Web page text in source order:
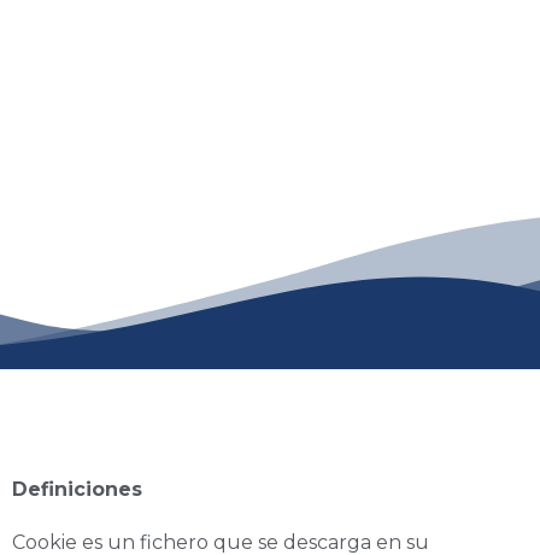
Definiciones
Cookie es un fichero que se descarga en su